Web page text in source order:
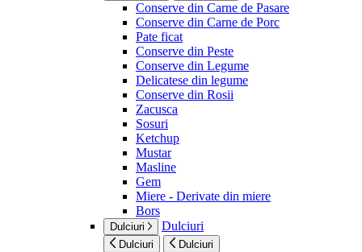
Conserve din Carne de Pasare
Conserve din Carne de Porc
Pate ficat
Conserve din Peste
Conserve din Legume
Delicatese din legume
Conserve din Rosii
Zacusca
Sosuri
Ketchup
Mustar
Masline
Gem
Miere - Derivate din miere
Bors
Dulciuri Dulciuri
Dulciuri Dulciuri